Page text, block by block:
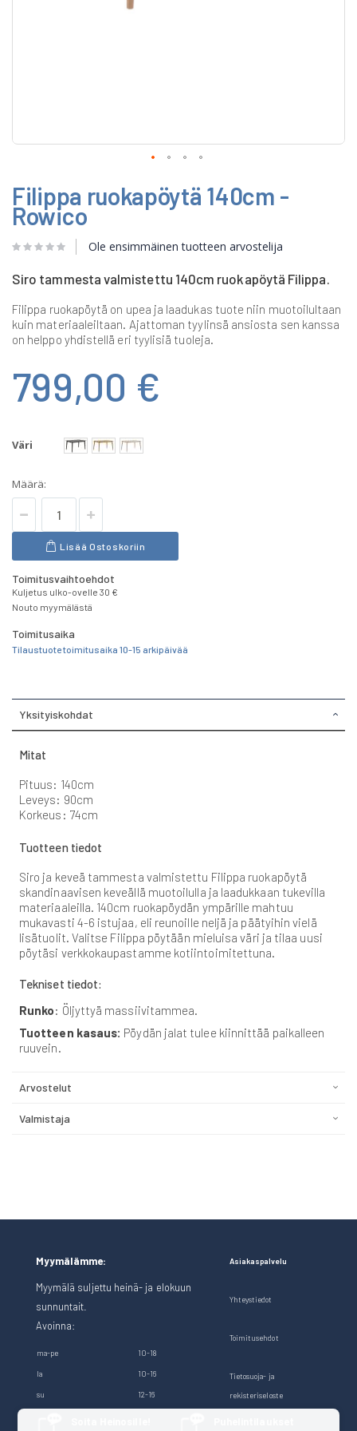
to
the
beginning
the
gallery
Filippa ruokapöytä 140cm -
Rowico
Ole ensimmäinen tuotteen arvostelija
Siro tammesta valmistettu 140cm ruokapöytä Filippa.
Filippa ruokapöytä on upea ja laadukas tuote niin muotoilultaan
kuin materiaaleiltaan. Ajattoman tyylinsä ansiosta sen kanssa
on helppo yhdistellä eri tyylisiä tuoleja.
799,00 €
Väri
Määrä:
Lisää Ostoskoriin
Toimitusvaihtoehdot
Kuljetus ulko-ovelle 30 €
Nouto myymälästä
Toimitusaika
Tilaustuote toimitusaika 10-15 arkipäivää
Yksityiskohdat
Mitat
Pituus: 140cm
Leveys: 90cm
Korkeus: 74cm
Tuotteen tiedot
Siro ja keveä tammesta valmistettu Filippa ruokapöytä
skandinaavisen keveällä muotoilulla ja laadukkaan tukevilla
materiaaleilla. 140cm ruokapöydän ympärille mahtuu
mukavasti 4-6 istujaa, eli reunoille neljä ja päätyihin vielä
lisätuolit. Valitse Filippa pöytään mieluisa väri ja tilaa uusi
pöytäsi verkkokaupastamme kotiintoimitettuna.
Tekniset tiedot:
Runko: Öljyttyä massiivitammea.
Tuotteen kasaus: Pöydän jalat tulee kiinnittää paikalleen
ruuvein.
Arvostelut
Valmistaja
Myymälämme:
Myymälä suljettu heinä- ja elokuun
sunnuntait.
Avoinna:
ma-pe 10-18
la 10-16
su 12-16
Asiakaspalvelu
Yhteystiedot
Toimitusehdot
Tietosuoja- ja
rekisteriseloste